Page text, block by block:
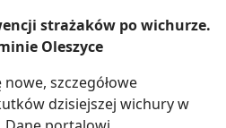
strażaków po wichurze.
Oleszyce
nowe, szczegółowe
dzisiejszej wichury w